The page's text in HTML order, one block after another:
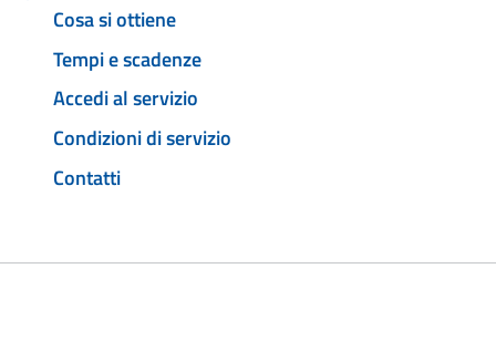
Cosa si ottiene
Tempi e scadenze
Accedi al servizio
Condizioni di servizio
Contatti